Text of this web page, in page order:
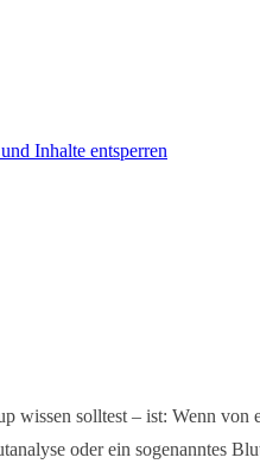
Inhalte entsperren
wissen solltest – ist: Wenn von
oder ein sogenanntes